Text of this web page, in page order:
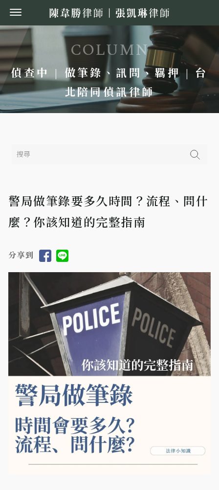
偵查中 | 做筆錄、訊問、羈押 | 台
北陪同偵訊律師
警局做筆錄要多久時間？流程、問什
麼？你該知道的完整指南
分享到